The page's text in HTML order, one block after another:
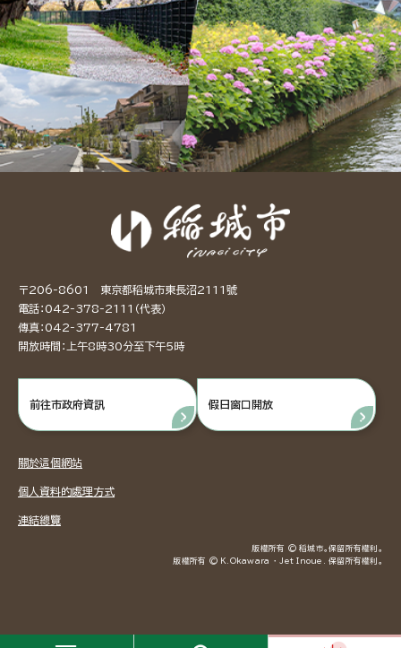
〒206-8601 東京都稻城市東長沼2111號
電話：042-378-2111（代表）
傳真：042-377-4781
開放時間：上午8時30分至下午5時
前往市政府資訊 假日窗口開放
關於這個網站
個人資料的處理方式
連結總覽
版權所有 © 稻城市。保留所有權利。
版權所有 © K.Okawara ・ Jet Inoue. 保留所有權利。